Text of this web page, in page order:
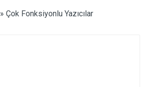
» Çok Fonksiyonlu Yazıcılar